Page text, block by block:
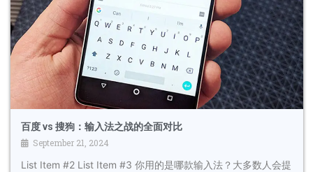
百度 vs 搜狗：输入法之战的全面对比
September 21, 2024
List Item #2 List Item #3 你用的是哪款输入法？大多数人会提